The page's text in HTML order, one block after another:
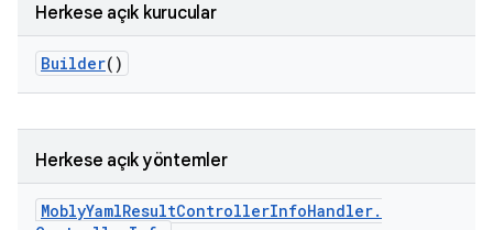
Herkese açık kurucular
Builder()
Herkese açık yöntemler
MoblyYamlResultControllerInfoHandler.